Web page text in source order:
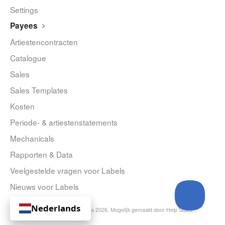
Settings
Payees
Artiestencontracten
Catalogue
Sales
Sales Templates
Kosten
Periode- & artiestenstatements
Mechanicals
Rapporten & Data
Veelgestelde vragen voor Labels
Nieuws voor Labels
© Curve Royalty Systems 2026. Mogelijk gemaakt door Help Scout
Nederlands